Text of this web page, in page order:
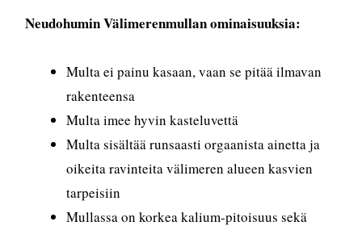
Neudohumin Välimerenmullan ominaisuuksia:
Multa ei painu kasaan, vaan se pitää ilmavan
rakenteensa
Multa imee hyvin kasteluvettä
Multa sisältää runsaasti orgaanista ainetta ja
oikeita ravinteita välimeren alueen kasvien
tarpeisiin
Mullassa on korkea kalium-pitoisuus sekä